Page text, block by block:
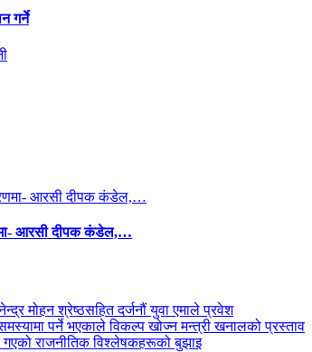
गर्ने
आरसी दीपक कंडेल,…
मोहन श्रेष्ठसहित दर्जनौं युवा एमाले प्रवेश
पर्ने भएकाले विकल्प खोज्न मन्त्री खनालको प्रस्ताव
राजनीतिक विश्लेषकहरूको बुझाइ